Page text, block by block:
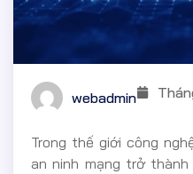
webadmin
Trong thế giới công
an ninh mạng trở